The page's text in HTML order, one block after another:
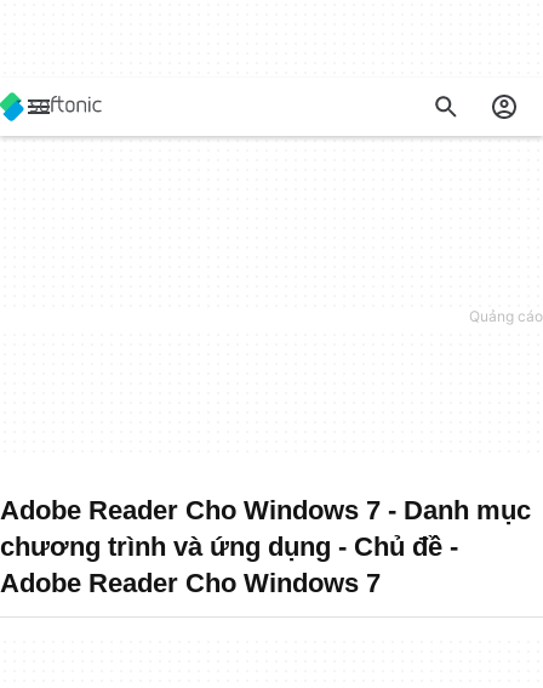
Adobe Reader Cho Windows 7 - Danh mục
chương trình và ứng dụng - Chủ đề -
Adobe Reader Cho Windows 7